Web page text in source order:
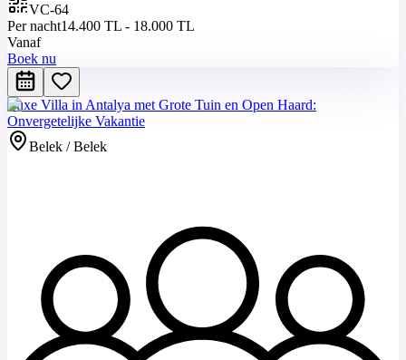
VC-64
Per nacht14.400 TL - 18.000 TL
Vanaf
Boek nu
Luxe Villa in Antalya met Grote Tuin en Open Haard:
Onvergetelijke Vakantie
Belek / Belek